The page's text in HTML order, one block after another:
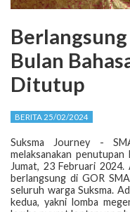
Bulan
Ditutup
BERITA 25/02/2024
Suksma Journey -
melaksanakan
Jumat, 23 Februari 2024.
berlangsung di GOR
seluruh warga Suksma.
kedua, yakni lomba